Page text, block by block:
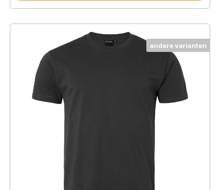
andere varianten